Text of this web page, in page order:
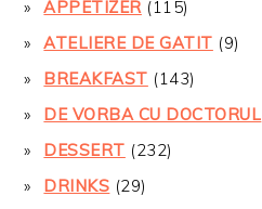
APPETIZER (115)
ATELIERE DE GATIT (9)
BREAKFAST (143)
DE VORBA CU DOCTORUL
DESSERT (232)
DRINKS (29)